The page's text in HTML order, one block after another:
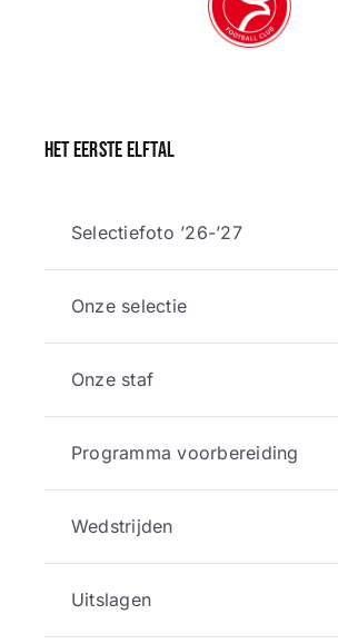
Het eerste elftal
Selectiefoto ’26-’27
Onze selectie
Onze staf
Programma voorbereiding
Wedstrijden
Uitslagen